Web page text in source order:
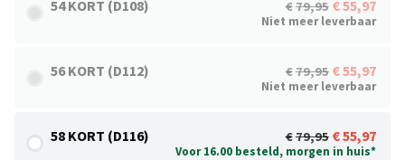
54 KORT (D108) 79,95 55,97
Niet meer leverbaar
56 KORT (D112) 79,95 55,97
Niet meer leverbaar
58 KORT (D116) 79,95 55,97
Voor 16.00 besteld, morgen in huis*